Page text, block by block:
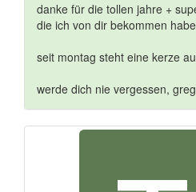
danke für die tollen jahre +
die ich von dir bekommen
seit montag steht eine kerze
werde dich nie vergessen,